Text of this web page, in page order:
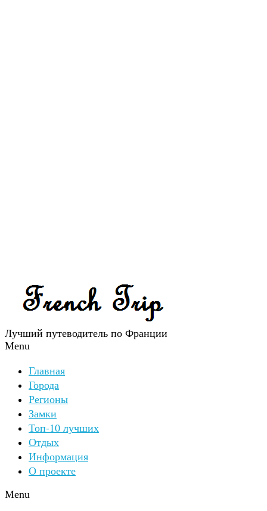
Лучший путеводитель по Франции
Menu
Главная
Города
Регионы
Замки
Топ-10 лучших
Отдых
Информация
О проекте
Menu